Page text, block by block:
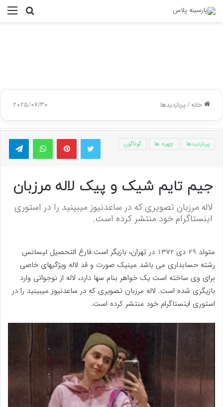
جستجو
خانه/پربازدیدها 2025/07/30
توییتر پینتریستواتس آپ
پربازدیدها چهره ها گوناگون
جیم تایم شیک و پیک لاله مرزبان
لاله مرزبان تصویری که در ساعدنیوز میبینید را در استوری
اینستاگرام خود منتشر کرده است.
متولد 29 دی 1372 در تهران، بازیگر است.فارغ التحصیل لیسانس
رشته حسابداری می باشد مینیک صورت و قد لاله ویژگیهای خاصی
برای وی ساخته است یک خواهر بنام سها دارد، لاله از نوجوانی وارد
بازیگری شده است. لاله مرزبان تصویری که در ساعدنیوز میبینید را در
استوری اینستاگرام خود منتشر کرده است.